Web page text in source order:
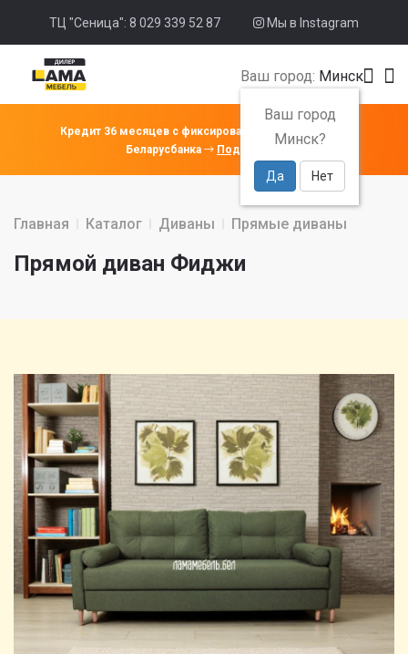
ТЦ "Сеница": 8 029 339 52 87 Мы в Instagram
Ваш город: Минск
Ваш город
Минск?
Да Нет
Кредит 36 месяцев с фиксированной ставкой 4% от
Беларусбанка
Подробнее
Главная Каталог Диваны Прямые диваны
Прямой диван Фиджи